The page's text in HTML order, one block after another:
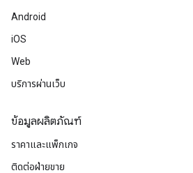
Android
iOS
Web
บริการผ่านเว็บ
ข้อมูลผลิตภัณฑ์
ราคาและแพ็กเกจ
ติดต่อฝ่ายขาย